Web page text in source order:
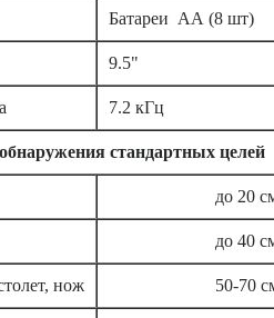
Батареи АА (8 шт)
9.5"
7.2 кГц
стандартных целей
до 20
до 40
нож 50-70